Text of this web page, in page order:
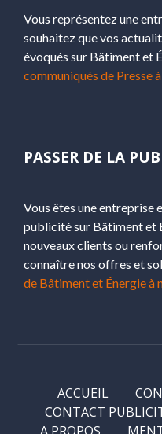
Vous représentez une
souhaitez que vos
évoqués sur Bâtiment et
communiqués de Presse
PASSER DE LA
Vous êtes une entreprise
publicité sur Bâtiment et
nouveaux clients ou
connaître nos offres et
de Bâtiment et Énergie à
ACCUEIL
CONTACT